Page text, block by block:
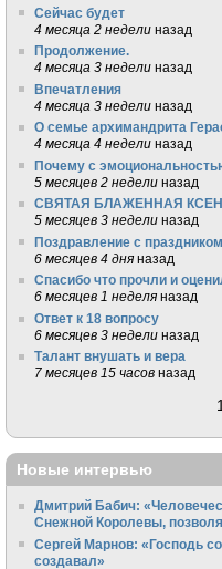
Сейчас будет
4 месяца 2 недели назад
Продолжение.
4 месяца 3 недели назад
Впечатления
4 месяца 3 недели назад
О семье архимандрита
4 месяца 4 недели назад
Почему с
5 месяцев 2 недели назад
СВЯТАЯ БЛАЖЕННАЯ
5 месяцев 3 недели назад
Поздравление с праздником
6 месяцев 4 дня назад
Спасибо что прочли и
6 месяцев 1 неделя назад
Ответ к 18 вопросу
6 месяцев 3 недели назад
Талант внушать и вера
7 месяцев 15 часов назад
Новые интервью
Дмитрий Бабич:
Снежной Королевы,
Сергей Марнов: «Господь
создавал»